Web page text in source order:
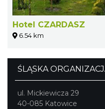
Hotel CZARDASZ
6.54 km
ŚLĄSKA
ul. Mickiewicza 29
40-085 Katowice